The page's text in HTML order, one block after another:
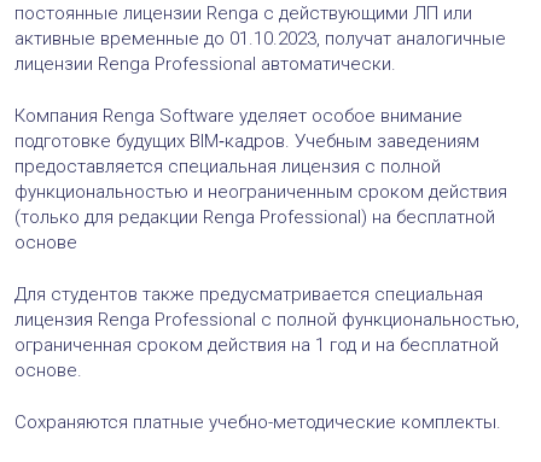
постоянные лицензии Renga c действующими ЛП или
активные временные до 01.10.2023, получат аналогичные
лицензии Renga Professional автоматически.
Компания Renga Software уделяет особое внимание
подготовке будущих BIM‑кадров. Учебным заведениям
предоставляется специальная лицензия с полной
функциональностью и неограниченным сроком действия
(только для редакции Renga Professional) на бесплатной
основе
Для студентов также предусматривается специальная
лицензия Renga Professional с полной функциональностью,
ограниченная сроком действия на 1 год и на бесплатной
основе.
Сохраняются платные учебно-методические комплекты.